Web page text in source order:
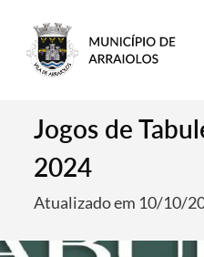
Jogos de
2024
Atualizado em 10/10/